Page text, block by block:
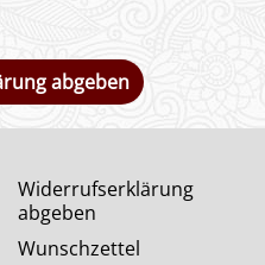
abgeben
Widerrufserklärung
abgeben
Wunschzettel